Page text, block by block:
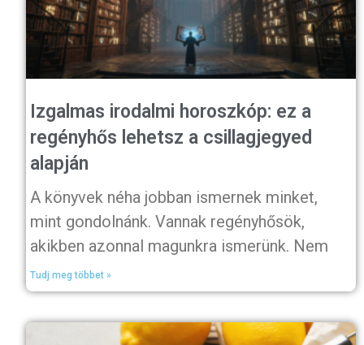
Izgalmas irodalmi horoszkóp: ez a
regényhős lehetsz a csillagjegyed
alapján
A könyvek néha jobban ismernek minket,
mint gondolnánk. Vannak regényhősök,
akikben azonnal magunkra ismerünk. Nem
Tudj meg többet »